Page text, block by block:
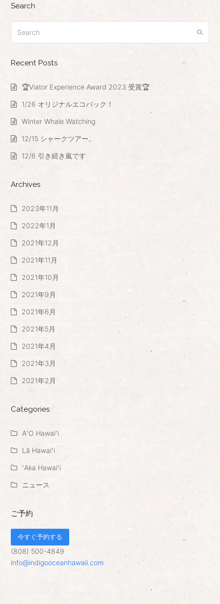
Search
Recent Posts
🏆Viator Experience Award 2023 受賞🏆
1/26 オリジナルエコバック！
Winter Whale Watching
12/15 シャークツアー。
12/6 引き続き嵐です
Archives
2023年11月
2022年1月
2021年12月
2021年11月
2021年10月
2021年9月
2021年6月
2021年5月
2021年4月
2021年3月
2021年2月
Categories
AʻO Hawaiʻi
Lā Hawaiʻi
ʻAka Hawaiʻi
ニュース
ご予約
今すぐ予約する
(808) 500-4849
info@indigooceanhawaii.com